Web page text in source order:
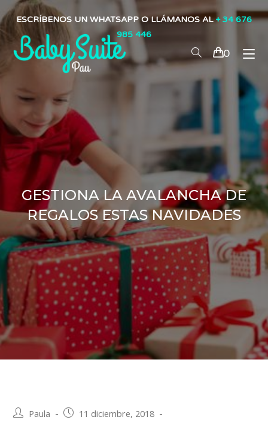
ESCRÍBENOS UN WHATSAPP O LLÁMANOS AL+ 34 676
985 446
0
GESTIONA LA AVALANCHA DE
REGALOS ESTAS NAVIDADES
Paula
11 diciembre, 2018